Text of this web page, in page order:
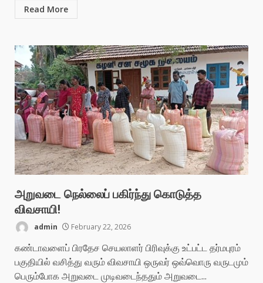
Read More
அறுவடை நெல்லைப் பகிர்ந்து கொடுத்த
விவசாயி!
admin February 22, 2026
கண்டாவளைப் பிரதேச செயலாளர் பிரிவுக்கு உட்பட்ட தர்மபுரம்
பகுதியில் வசித்து வரும் விவசாயி ஒருவர் ஒவ்வொரு வருடமும்
பெரும்போக அறுவடை முடிவடைந்ததும் அறுவடை...